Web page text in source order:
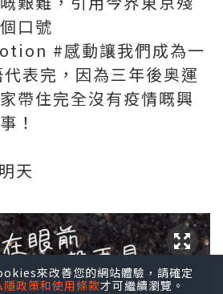
口號
#感動讓我們成為一
表完，因為三年後奥運
帶住完全沒有疫情嘅興
！
天
來改善您的網站體驗，請確定
隱政策和使用條款才可繼續瀏覽。